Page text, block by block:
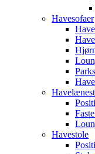
Havesofaer
Havestole